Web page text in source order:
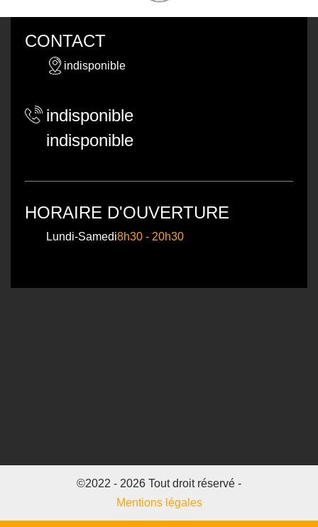
CONTACT
indisponible
indisponible
indisponible
HORAIRE D'OUVERTURE
Lundi-Samedi8h30 - 20h30
©2022 - 2026 Tout droit réservé -
Mentions légales